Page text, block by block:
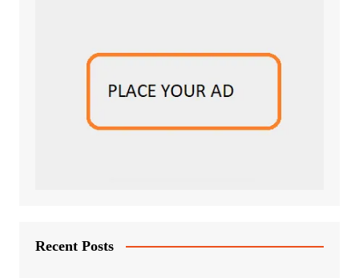
Recent Posts